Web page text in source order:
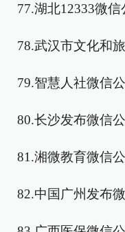
77.湖北12333微信
78.武汉市文化和
79.智慧人社微信
80.长沙发布微信
81.湘微教育微信
82.中国广州发布